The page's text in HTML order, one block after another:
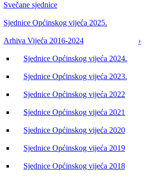
Svečane sjednice
Sjednice Općinskog vijeća 2025.
Arhiva Vijeća 2016-2024
Sjednice Općinskog vijeća 2024.
Sjednice Općinskog vijeća 2023.
Sjednice Općinskog vijeća 2022
Sjednice Općinskog vijeća 2021
Sjednice Općinskog vijeća 2020
Sjednice Općinskog vijeća 2019
Sjednice Općinskog vijeća 2018